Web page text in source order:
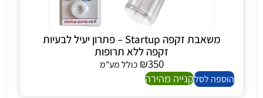
משאבת זקפה Startup – פתרון יעיל לבעיות
זקפה ללא תרופות
₪350
כולל מע"מ
הוספה לסלקנייה מהירה